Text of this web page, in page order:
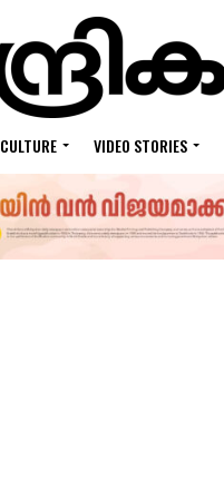
CULTURE VIDEO STORIES